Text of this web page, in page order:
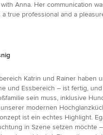
Anna. Her communication
true professional and a
Katrin und Rainer
und Essbereich – ist fertig,
sein muss, inklusive
modernen
ist ein echtes Highlight.
in Szene setzen